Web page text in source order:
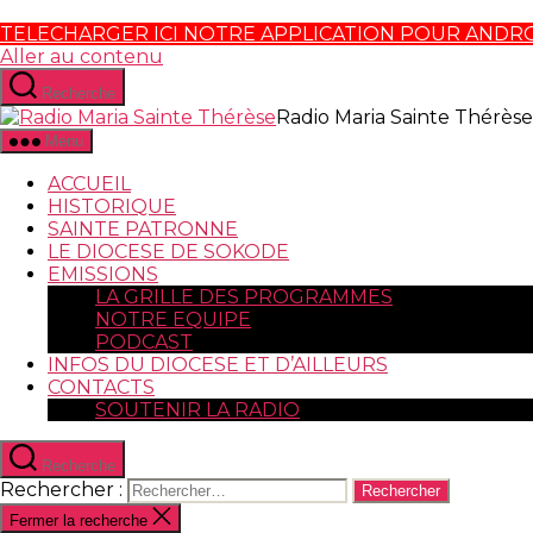
TELECHARGER ICI NOTRE APPLICATION POUR
Aller au contenu
Recherche
Radio Maria Sainte Thérèse
Menu
ACCUEIL
HISTORIQUE
SAINTE PATRONNE
LE DIOCESE DE SOKODE
EMISSIONS
LA GRILLE DES PROGRAMMES
NOTRE EQUIPE
PODCAST
INFOS DU DIOCESE ET D’AILLEURS
CONTACTS
SOUTENIR LA RADIO
Recherche
Rechercher :
Fermer la recherche